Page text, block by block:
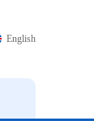
English